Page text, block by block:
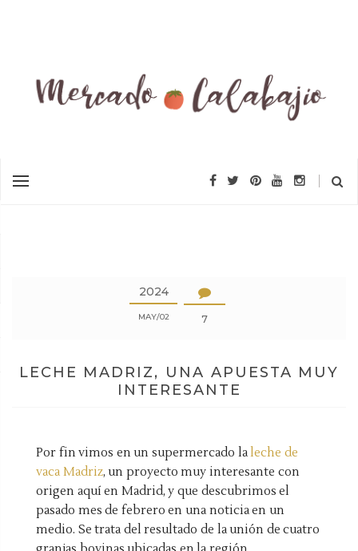
2024
MAY 02 7
LECHE MADRIZ, UNA APUESTA MUY
INTERESANTE
Por fin vimos en un supermercado laleche de
vaca Madriz, un proyecto muy interesante con
origen aquí en Madrid, y que descubrimos el
pasado mes de febrero en una noticia en un
medio. Se trata del resultado de la unión de cuatro